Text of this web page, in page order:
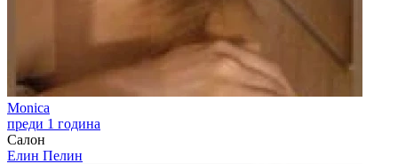
Monica
преди 1 година
Салон
Елин Пелин